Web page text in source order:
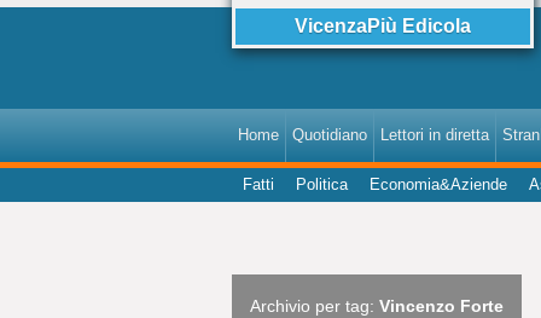
VicenzaPiù Edicola
Home Quotidiano Lettori in diretta
Fatti Politica Economia&Aziende
Archivio per tag: Vincenzo Forte